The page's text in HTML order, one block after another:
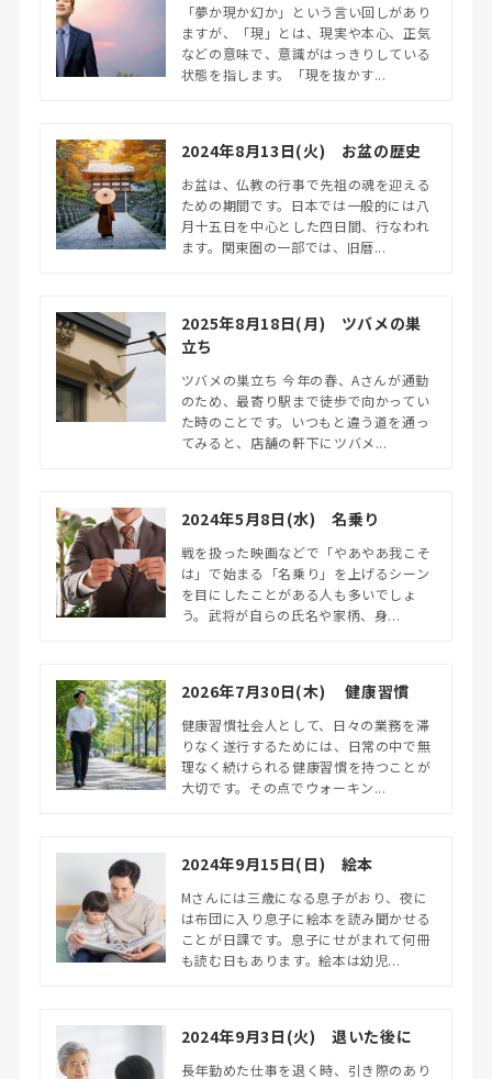
「夢か現か幻か」という言い回しがあり
ますが、「現」とは、現実や本心、正気
などの意味で、意識がはっきりしている
状態を指します。「現を抜かす...
2024年8月13日(火) お盆の歴史
お盆は、仏教の行事で先祖の魂を迎える
ための期間です。日本では一般的には八
月十五日を中心とした四日間、行なわれ
ます。関東圏の一部では、旧暦...
2025年8月18日(月) ツバメの巣
立ち
ツバメの巣立ち 今年の春、Aさんが通勤
のため、最寄り駅まで徒歩で向かってい
た時のことです。いつもと違う道を通っ
てみると、店舗の軒下にツバメ...
2024年5月8日(水) 名乗り
戦を扱った映画などで「やあやあ我こそ
は」で始まる「名乗り」を上げるシーン
を目にしたことがある人も多いでしょ
う。武将が自らの氏名や家柄、身...
2026年7月30日(木) 健康習慣
健康習慣社会人として、日々の業務を滞
りなく遂行するためには、日常の中で無
理なく続けられる健康習慣を持つことが
大切です。その点でウォーキン...
2024年9月15日(日) 絵本
Mさんには三歳になる息子がおり、夜に
は布団に入り息子に絵本を読み聞かせる
ことが日課です。息子にせがまれて何冊
も読む日もあります。絵本は幼児...
2024年9月3日(火) 退いた後に
長年勤めた仕事を退く時、引き際のあり